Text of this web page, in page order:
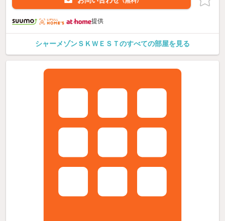
提供
シャーメゾンＳＫＷＥＳＴのすべての部屋を見る